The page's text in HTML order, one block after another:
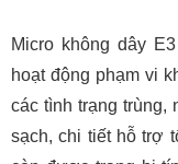
Micro không dây
hoạt động phạm vi
các tình trạng trùng,
sạch, chi tiết hỗ trợ